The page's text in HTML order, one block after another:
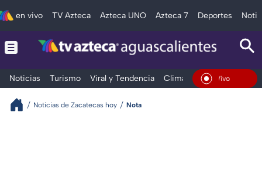
en vivo TV Azteca Azteca UNO Azteca 7 Deportes
Noticias Turismo Viral y Tendencia Clima Deportes
En Vivo
Noticias de Zacatecas hoy Nota